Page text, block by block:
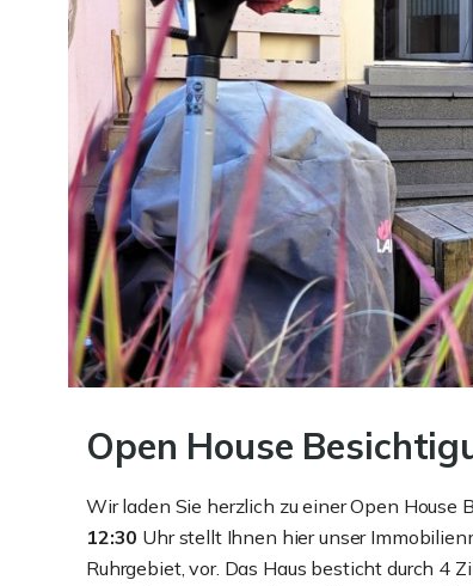
Open House
Wir laden Sie herzlich zu einer Open
12:30 Uhr stellt Ihnen hier unser
Ruhrgebiet, vor. Das Haus besticht durch 4